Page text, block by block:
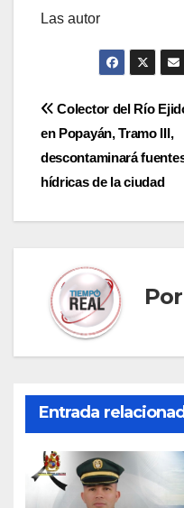
Las autor
de
entradas
Colector del Río
en Popayán, Tramo III,
descontaminará
hídricas de la ciudad
Por
Entrada